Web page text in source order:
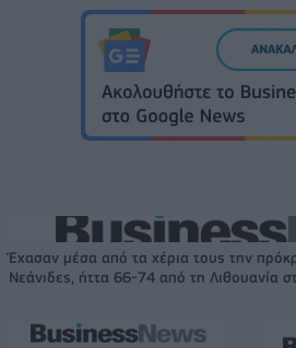
Έχασαν μέσα από τα χέρια τους την
Νεάνιδες, ήττα 66-74 από τη Λιθουανία